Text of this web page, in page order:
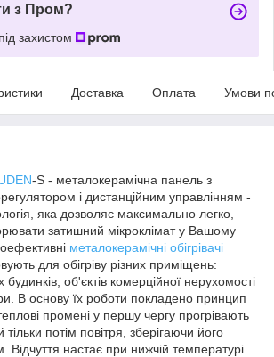
з Пром?
захистом
Доставка Оплата Умови
-S - металокерамічна панель з
і дистанційним управлінням -
яка дозволяє максимально легко,
затишний мікроклімат у Вашому
металокерамічні обігрівачі
для обігріву різних приміщень:
об'єктів комерційної нерухомості
В основу їх роботи покладено принцип
промені у першу чергу прогрівають
тільки потім повітря, зберігаючи його
настає при нижчій температурі.